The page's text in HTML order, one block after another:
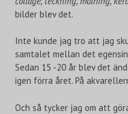
bilder blev det.
Inte kunde jag tro att jag
samtalet mellan det
Sedan 15 -20 år blev det
igen förra året. På
Och så tycker jag om att